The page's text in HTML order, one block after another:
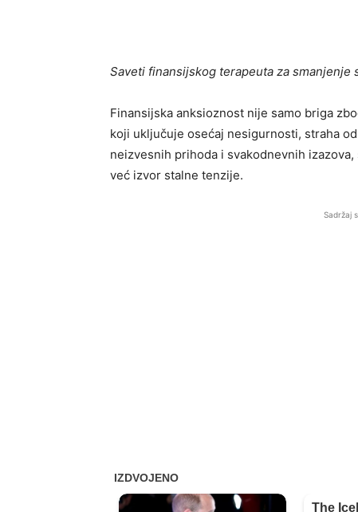
Saveti finansijskog terapeuta za smanjenje
Finansijska anksioznost nije samo briga
koji uključuje osećaj nesigurnosti, straha
neizvesnih prihoda i svakodnevnih
već izvor stalne tenzije.
Sadržaj